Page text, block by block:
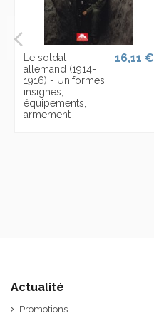
Le soldat
allemand (1914-
1916) - Uniformes,
insignes,
équipements,
armement
16,11 €
Actualité
Promotions